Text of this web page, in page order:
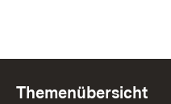
Themenübersicht